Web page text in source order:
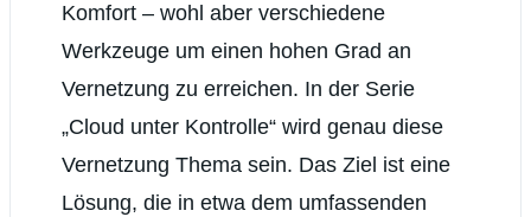
E-Mails
Cloud in Eigenregie XII: Messenger
Nachrichten
Cloud in Eigenregie XIII: Passwörter
Cloud in Eigenregie XIV:
Browserverlauf und Favoriten
synchronisieren
Cloud in Eigenregie XV:
Komfort – wohl aber verschiedene
Werkzeuge um einen hohen Grad an
Vernetzung zu erreichen. In der Serie
„Cloud unter Kontrolle“ wird genau diese
Vernetzung Thema sein. Das Ziel ist eine
Lösung, die in etwa dem umfassenden